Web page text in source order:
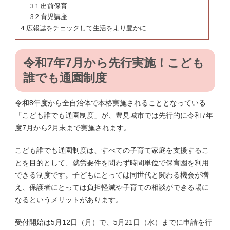
3.1 出前保育
3.2 育児講座
4広報誌をチェックして生活をより豊かに
令和7年7月から先行実施！こども
誰でも通園制度
令和8年度から全自治体で本格実施されることとなっている
「こども誰でも通園制度」が、豊見城市では先行的に令和7年
度7月から2月末まで実施されます。
こども誰でも通園制度は、すべての子育て家庭を支援するこ
とを目的として、就労要件を問わず時間単位で保育園を利用
できる制度です。子どもにとっては同世代と関わる機会が増
え、保護者にとっては負担軽減や子育ての相談ができる場に
なるというメリットがあります。
受付開始は5月12日（月）で、5月21日（水）までに申請を行